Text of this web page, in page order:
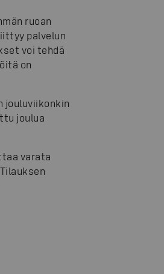
ruoan
palvelun
voi tehdä
on
jouluviikonkin
joulua
varata